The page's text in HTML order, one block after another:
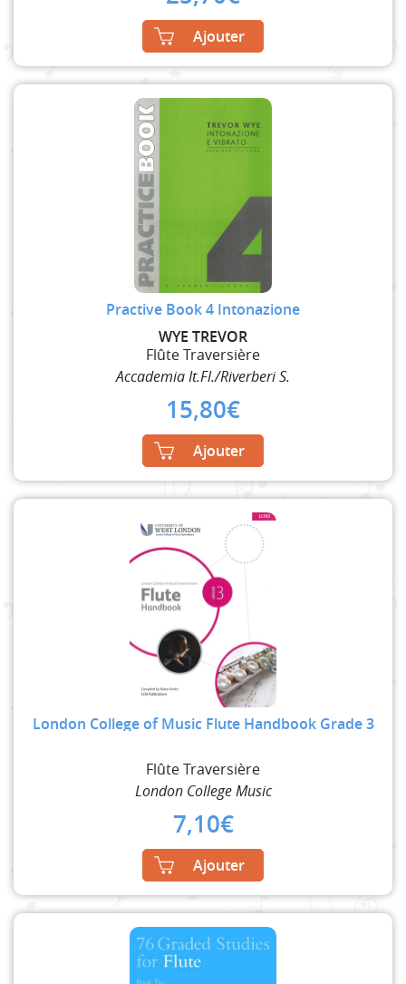
Ajouter
Practive Book 4 Intonazione
WYE TREVOR
Flûte Traversière
Accademia It.Fl./Riverberi S.
15,80€
Ajouter
London College of Music Flute Handbook Grade 3
Flûte Traversière
London College Music
7,10€
Ajouter